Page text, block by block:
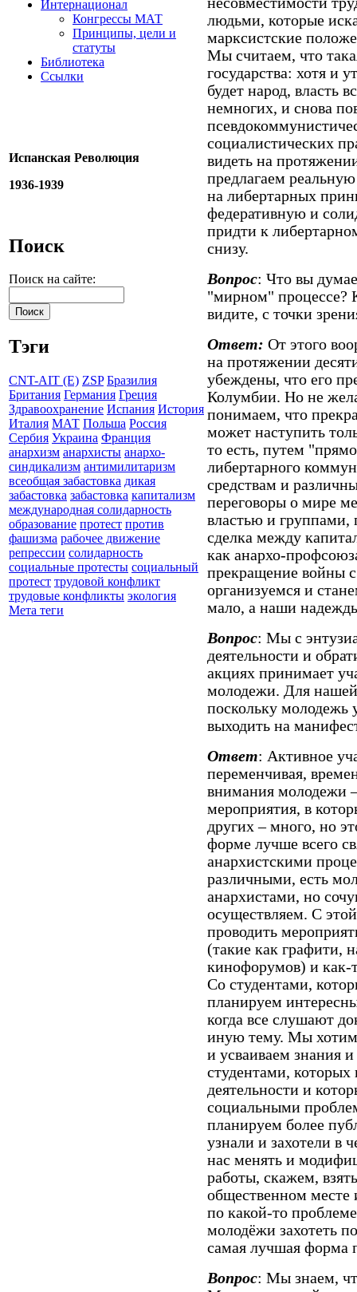
Интернационал
Конгрессы МАТ
Принципы, цели и
статуты
Библиотека
Ссылки
Испанская Революция
1936-1939
Поиск
Поиск на сайте:
Тэги
CNT-AIT (E) ZSP Бразилия
Британия Германия Греция
Здравоохранение Испания История
Италия МАТ Польша Россия
Сербия Украина Франция
анархизм анархисты анархо-
синдикализм антимилитаризм
всеобщая забастовка дикая
забастовка забастовка капитализм
международная солидарность
образование протест против
фашизма рабочее движение
репрессии солидарность
социальные протесты социальный
протест трудовой конфликт
трудовые конфликты экология
Мета теги
людьми, которые
марксистские
Мы считаем, что
государства: хотя и
будет народ, власть
немногих, и снова
социалистических
видеть на
предлагаем
на либертарных
федеративную и
придти к
снизу.
Вопрос: Что вы
"мирном" процессе?
видите, с точки
Ответ: От этого
на протяжении
убеждены, что его
Колумбии. Но не
понимаем, что
может наступить
то есть, путем
либертарного
средствам и
переговоры о мире
властью и группами,
сделка между
как анархо-
прекращение войны
организуемся и
мало, а наши
Вопрос: Мы с
деятельности и
акциях принимает
молодежи. Для нашей
поскольку молодежь
выходить на
Ответ: Активное
переменчивая,
внимания молодежи
мероприятия, в
других – много, но
форме лучше всего
анархистскими
различными, есть
анархистами, но
осуществляем. С
проводить
(такие как графити,
кинофорумов) и как-
Со студентами,
планируем
когда все слушают
иную тему. Мы
и усваиваем знания
студентами, которых
деятельности и
социальными
планируем более
узнали и захотели в
нас менять и
работы, скажем,
общественном месте
по какой-то
молодёжи захотеть
самая лучшая форма
Вопрос: Мы знаем,